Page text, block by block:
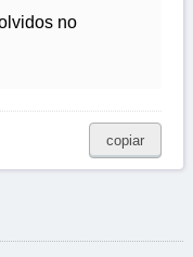
no
copiar